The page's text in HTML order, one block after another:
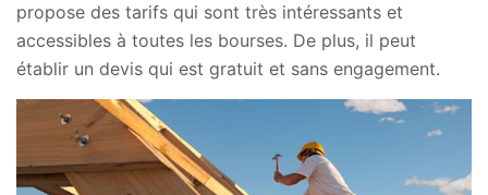
propose des tarifs qui sont très intéressants et
accessibles à toutes les bourses. De plus, il peut
établir un devis qui est gratuit et sans engagement.